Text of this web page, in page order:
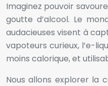
Imaginez pouvoir
goutte d’alcool. Le
audacieuses visent à
vapoteurs curieux, l’e-
moins calorique, et
Nous allons explorer la